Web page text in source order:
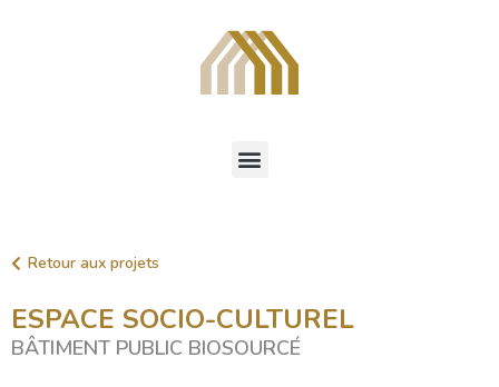
Retour aux projets
ESPACE SOCIO-CULTUREL
BÂTIMENT PUBLIC BIOSOURCÉ